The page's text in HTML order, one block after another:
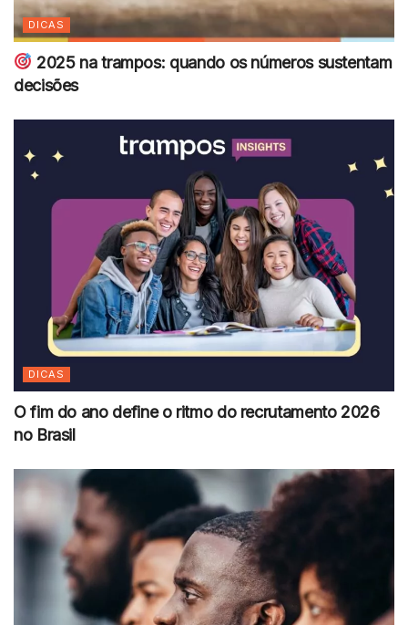
DICAS
2025 na trampos: quando os números sustentam
decisões
DICAS
O fim do ano define o ritmo do recrutamento 2026
no Brasil